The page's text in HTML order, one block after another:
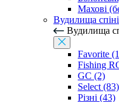
Махові
Вудилища
Вудилища
Favorite
Fishing
GC (2)
Select (83)
Різні (43)